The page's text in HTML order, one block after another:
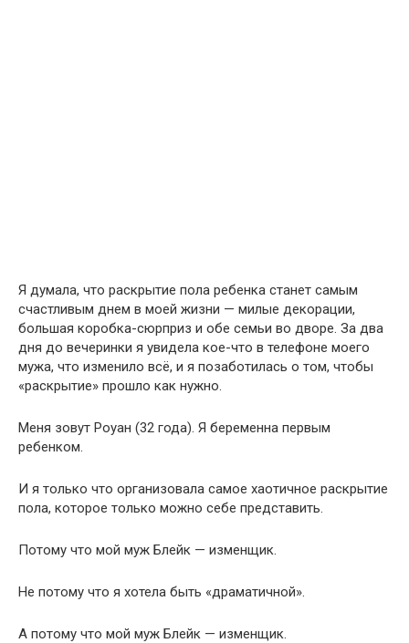
Я думала, что раскрытие пола ребенка станет самым
счастливым днем в моей жизни — милые декорации,
большая коробка-сюрприз и обе семьи во дворе. За два
дня до вечеринки я увидела кое-что в телефоне моего
мужа, что изменило всё, и я позаботилась о том, чтобы
«раскрытие» прошло как нужно.
Меня зовут Роуан (32 года). Я беременна первым
ребенком.
И я только что организовала самое хаотичное раскрытие
пола, которое только можно себе представить.
Потому что мой муж Блейк — изменщик.
Не потому что я хотела быть «драматичной».
А потому что мой муж Блейк — изменщик.